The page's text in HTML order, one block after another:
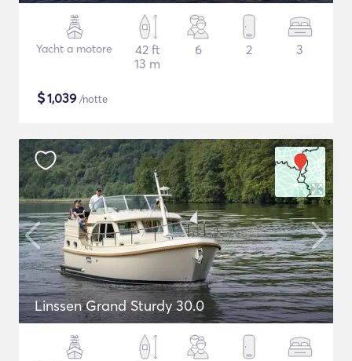
Yacht a motore
42 ft
13 m
6 2 3
$1,039 /notte
Linssen Grand Sturdy 30.0